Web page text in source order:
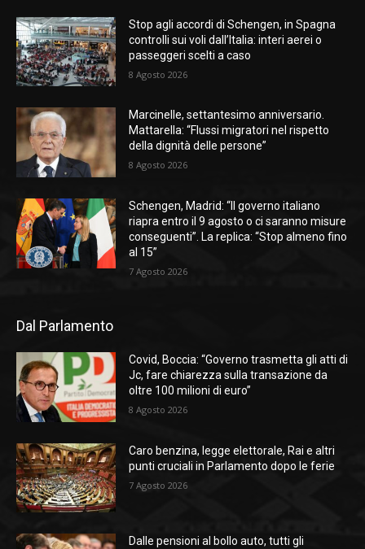
Stop agli accordi di Schengen, in Spagna
controlli sui voli dall’Italia: interi aerei o
passeggeri scelti a caso
8 Agosto 2026
Marcinelle, settantesimo anniversario.
Mattarella: “Flussi migratori nel rispetto
della dignità delle persone”
8 Agosto 2026
Schengen, Madrid: “Il governo italiano
riapra entro il 9 agosto o ci saranno misure
conseguenti”. La replica: “Stop almeno fino
al 15”
7 Agosto 2026
Dal Parlamento
Covid, Boccia: “Governo trasmetta gli atti di
Jc, fare chiarezza sulla transazione da
oltre 100 milioni di euro”
8 Agosto 2026
Caro benzina, legge elettorale, Rai e altri
punti cruciali in Parlamento dopo le ferie
7 Agosto 2026
Dalle pensioni al bollo auto, tutti gli